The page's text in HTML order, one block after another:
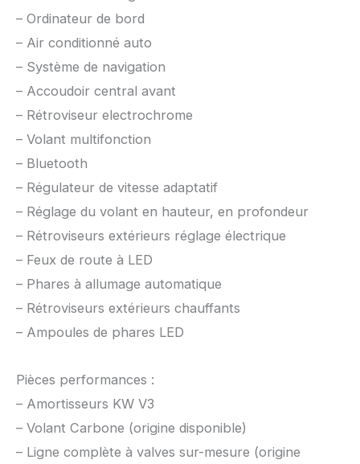
– Ordinateur de bord
– Air conditionné auto
– Système de navigation
– Accoudoir central avant
– Rétroviseur electrochrome
– Volant multifonction
– Bluetooth
– Régulateur de vitesse adaptatif
– Réglage du volant en hauteur, en profondeur
– Rétroviseurs extérieurs réglage électrique
– Feux de route à LED
– Phares à allumage automatique
– Rétroviseurs extérieurs chauffants
– Ampoules de phares LED
Pièces performances :
– Amortisseurs KW V3
– Volant Carbone (origine disponible)
– Ligne complète à valves sur-mesure (origine